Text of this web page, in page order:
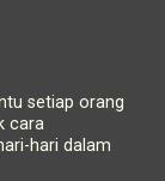
setiap orang
cara
hari dalam